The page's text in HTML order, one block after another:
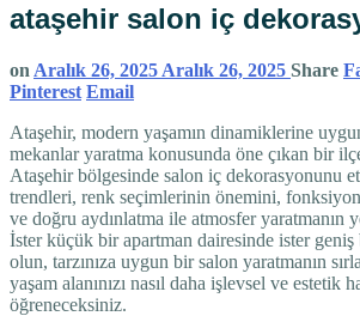
ataşehir salon iç
on Aralık 26, 2025 Aralık 26, 2025 Share
Pinterest Email
Ataşehir, modern yaşamın dinamiklerine
mekanlar yaratma konusunda öne çıkan bir
Ataşehir bölgesinde salon iç dekorasyonunu
trendleri, renk seçimlerinin önemini,
ve doğru aydınlatma ile atmosfer yaratmanın
İster küçük bir apartman dairesinde ister
olun, tarzınıza uygun bir salon yaratmanın
yaşam alanınızı nasıl daha işlevsel ve estetik
öğreneceksiniz.